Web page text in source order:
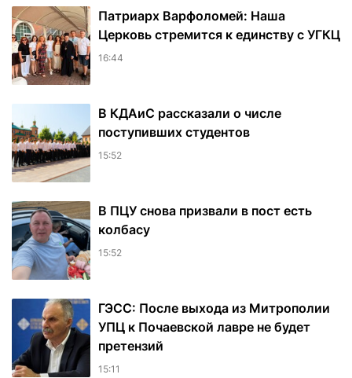
Патриарх Варфоломей: Наша
Церковь стремится к единству с УГКЦ
16:44
В КДАиС рассказали о числе
поступивших студентов
15:52
В ПЦУ снова призвали в пост есть
колбасу
15:52
ГЭСС: После выхода из Митрополии
УПЦ к Почаевской лавре не будет
претензий
15:11